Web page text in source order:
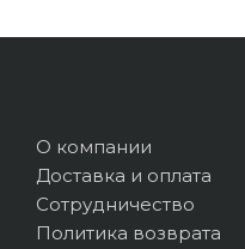
О компании
Доставка и оплата
Сотрудничество
Политика возврата